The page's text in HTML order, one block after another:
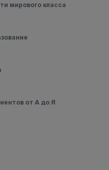
мирового класса
от А до Я